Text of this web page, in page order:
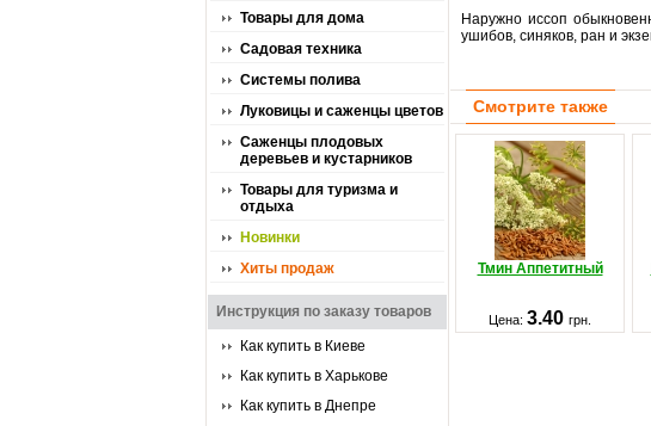
Товары для дома
Садовая техника
Системы полива
Луковицы и саженцы цветов
Саженцы плодовых
деревьев и кустарников
Товары для туризма и
отдыха
Новинки
Хиты продаж
Инструкция по заказу товаров
Как купить в Киеве
Как купить в Харькове
Как купить в Днепре
Наружно иссоп
ушибов, синяков, ран и
Смотрите также
Тмин Аппетитный
Цена: 3.40 грн.